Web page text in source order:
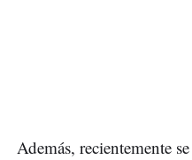
Además, recientemente